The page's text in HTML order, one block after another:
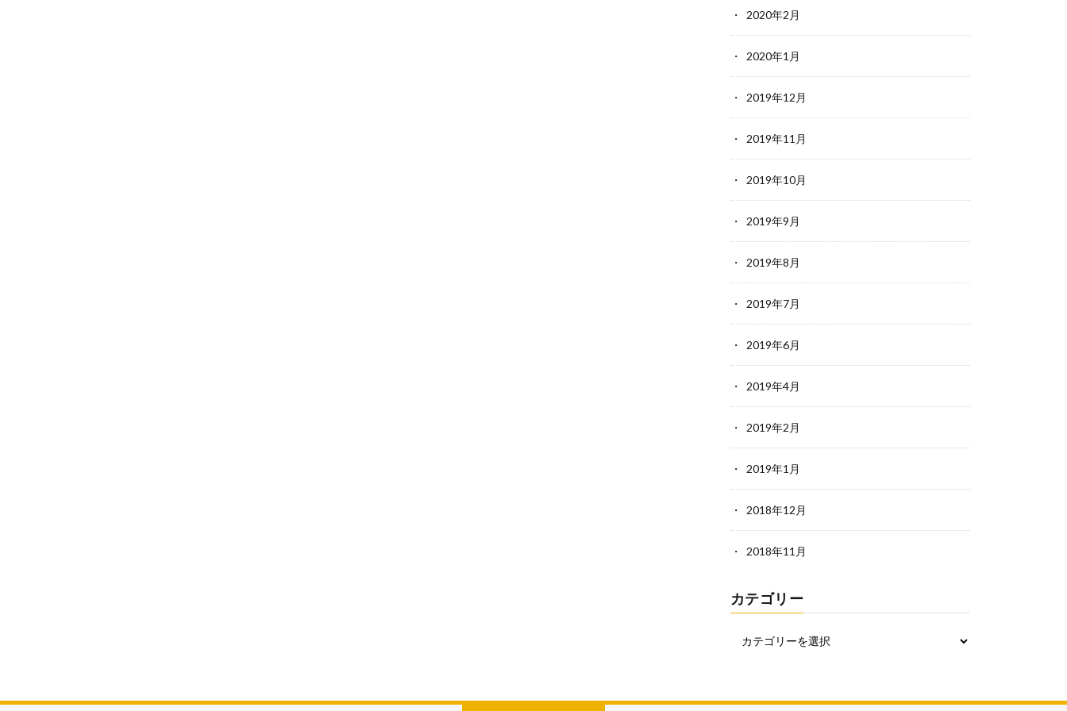
2020年2月
2020年1月
2019年12月
2019年11月
2019年10月
2019年9月
2019年8月
2019年7月
2019年6月
2019年4月
2019年2月
2019年1月
2018年12月
2018年11月
カテゴリー